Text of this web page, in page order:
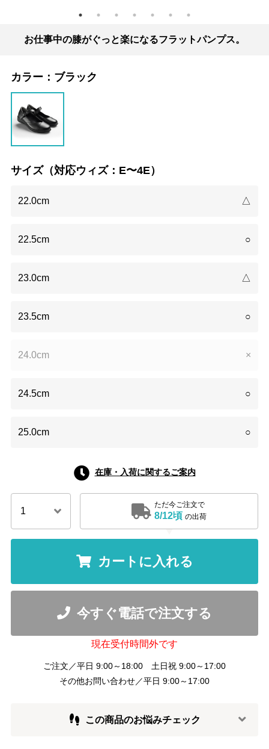
お仕事中の膝がぐっと楽になるフラットパンプス。
カラー： ブラック
サイズ（対応ウィズ：E〜4E）
22.0cm △
22.5cm ○
23.0cm △
23.5cm ○
24.0cm ×
24.5cm ○
25.0cm ○
在庫・入荷に関するご案内
ただ今ご注文で
8/12頃 の出荷
カートに入れる
今すぐ電話で注文する
現在受付時間外です
ご注文／平日 9:00～18:00 土日祝 9:00～17:00
その他お問い合わせ／平日 9:00～17:00
この商品のお悩みチェック